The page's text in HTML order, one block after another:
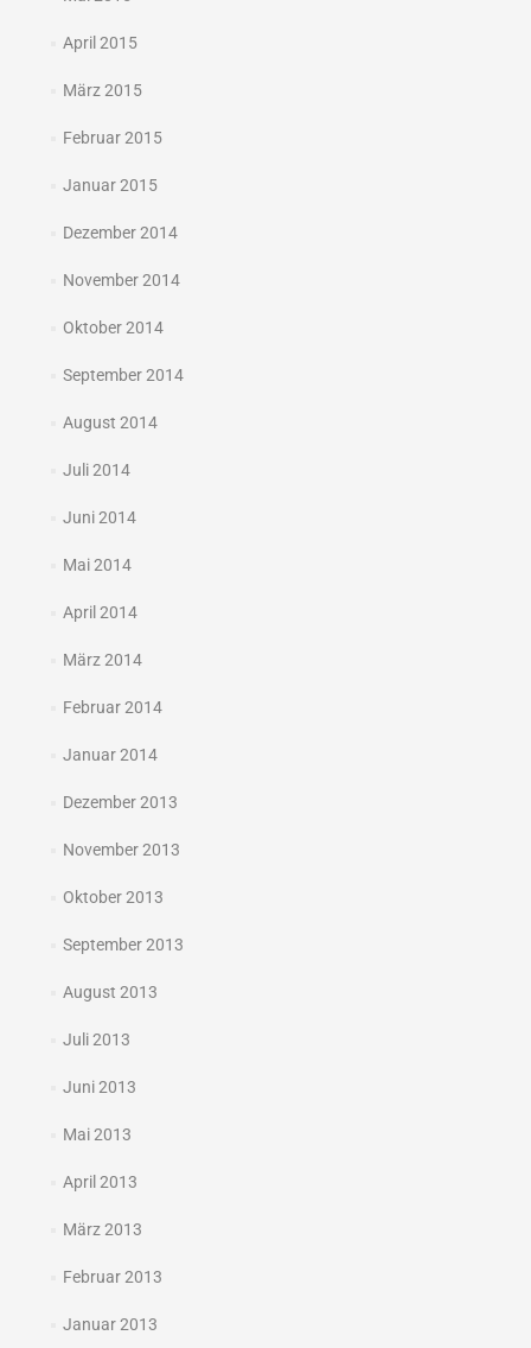
April 2015
März 2015
Februar 2015
Januar 2015
Dezember 2014
November 2014
Oktober 2014
September 2014
August 2014
Juli 2014
Juni 2014
Mai 2014
April 2014
März 2014
Februar 2014
Januar 2014
Dezember 2013
November 2013
Oktober 2013
September 2013
August 2013
Juli 2013
Juni 2013
Mai 2013
April 2013
März 2013
Februar 2013
Januar 2013